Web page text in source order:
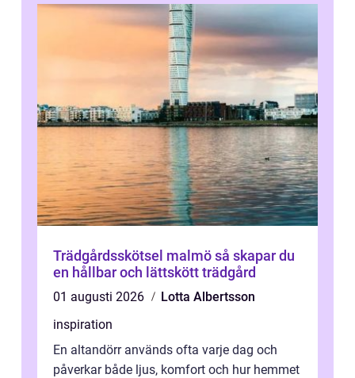
Trädgårdsskötsel malmö så skapar du
en hållbar och lättskött trädgård
01 augusti 2026
Lotta Albertsson
inspiration
En altandörr används ofta varje dag och
påverkar både ljus, komfort och hur hemmet